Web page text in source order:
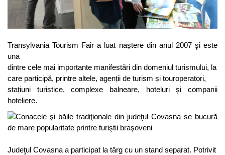
Transylvania Tourism Fair a luat naștere din anul 2007 şi este
una
dintre cele mai importante manifestări din domeniul turismului, la
care participă, printre altele, agenții de turism și touroperatori,
stațiuni turistice, complexe balneare, hoteluri și companii
hoteliere.
Judeţul Covasna a participat la târg cu un stand separat. Potrivit